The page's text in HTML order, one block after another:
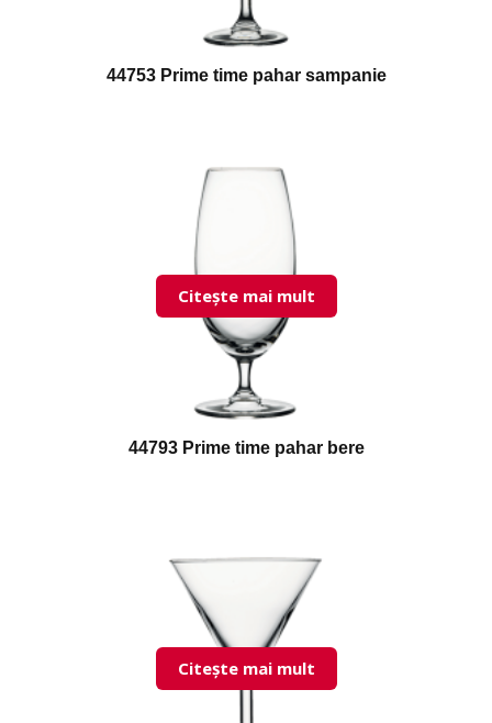
44753 Prime time pahar sampanie
44793 Prime time pahar bere
Citește mai mult
Citește mai mult